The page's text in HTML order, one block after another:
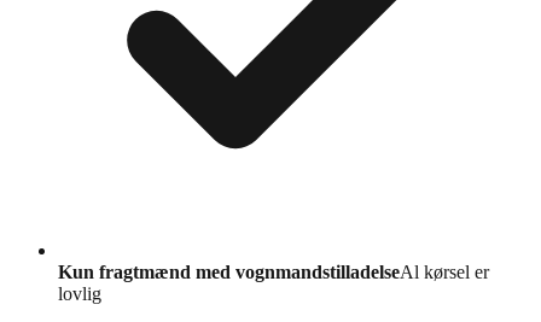
Kun fragtmænd med vognmandstilladelseAl kørsel er
lovlig